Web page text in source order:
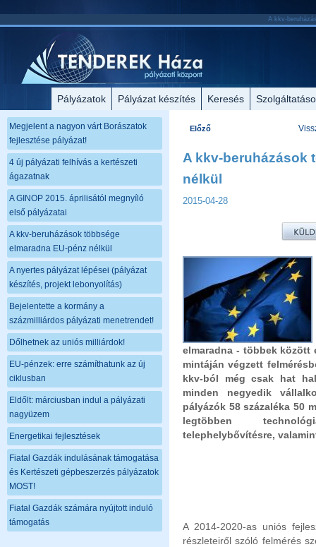
A kkv-
Pályázatok Pályázat készítés Keresés
Megjelent a nagyon várt Borászatok
fejlesztése pályázat!
4 új pályázati felhívás a kertészeti
ágazatnak
A GINOP 2015. áprilisától megnyíló
első pályázatai
A kkv-beruházások többsége
elmaradna EU-pénz nélkül
A nyertes pályázat lépései (pályázat
készítés, projekt lebonyolítás)
Bejelentette a kormány a
százmilliárdos pályázati menetrendet!
Dőlhetnek az uniós milliárdok!
EU-pénzek: erre számíthatunk az új
ciklusban
Eldőlt: márciusban indul a pályázati
nagyüzem
Energetikai fejlesztések
Fiatal Gazdák indulásának támogatása
és Kertészeti gépbeszerzés pályázatok
MOST!
Fiatal Gazdák számára nyújtott induló
támogatás
Előző
A kkv-beruházások
nélkül
2015-04-28
elmaradna - többek között
mintáján végzett
kkv-ból még csak hat
minden negyedik
pályázók 58 százaléka 50
legtöbben
telephelybővítésre,
A 2014-2020-as uniós
részleteiről szóló felmérés